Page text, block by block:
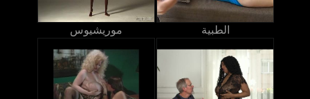
موريشيوس الطبية